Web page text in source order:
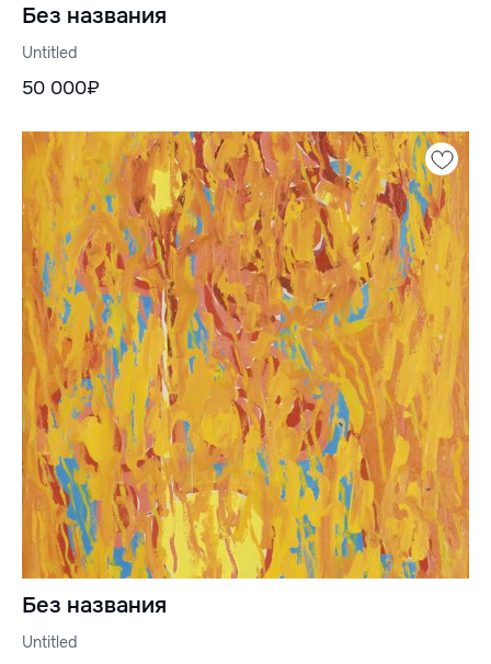
Без названия
Untitled
50 000₽
Без названия
Untitled